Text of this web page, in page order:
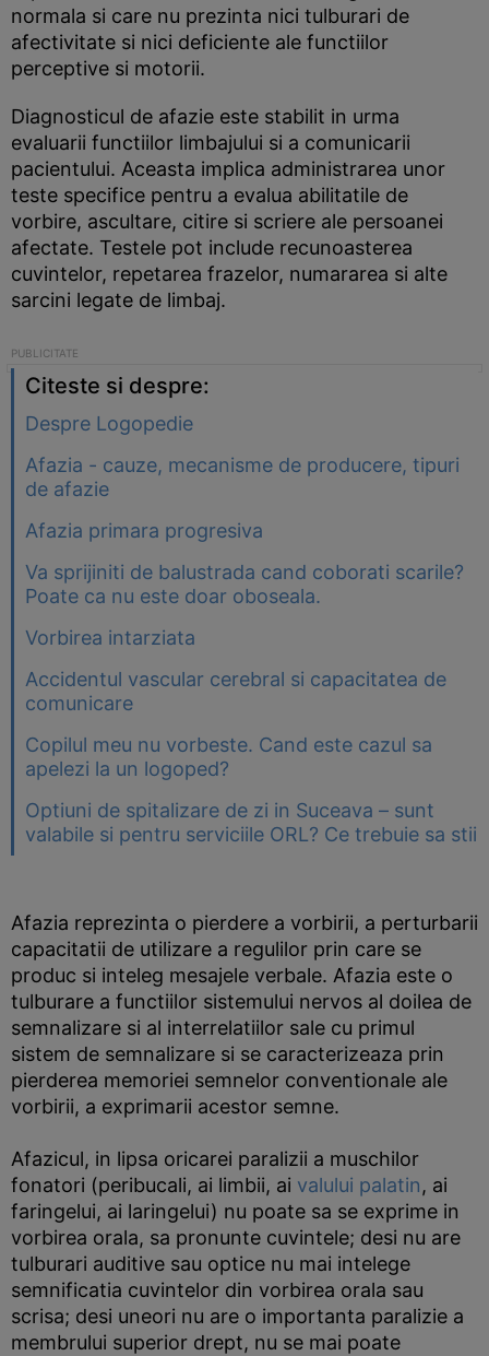
normala si care nu prezinta nici tulburari de
afectivitate si nici deficiente ale functiilor
perceptive si motorii.
Diagnosticul de afazie este stabilit in urma
evaluarii functiilor limbajului si a comunicarii
pacientului. Aceasta implica administrarea unor
teste specifice pentru a evalua abilitatile de
vorbire, ascultare, citire si scriere ale persoanei
afectate. Testele pot include recunoasterea
cuvintelor, repetarea frazelor, numararea si alte
sarcini legate de limbaj.
Citeste si despre:
Despre Logopedie
Afazia - cauze, mecanisme de producere, tipuri
de afazie
Afazia primara progresiva
Va sprijiniti de balustrada cand coborati scarile?
Poate ca nu este doar oboseala.
Vorbirea intarziata
Accidentul vascular cerebral si capacitatea de
comunicare
Copilul meu nu vorbeste. Cand este cazul sa
apelezi la un logoped?
Optiuni de spitalizare de zi in Suceava – sunt
valabile si pentru serviciile ORL? Ce trebuie sa stii
Afazia reprezinta o pierdere a vorbirii, a perturbarii
capacitatii de utilizare a regulilor prin care se
produc si inteleg mesajele verbale. Afazia este o
tulburare a functiilor sistemului nervos al doilea de
semnalizare si al interrelatiilor sale cu primul
sistem de semnalizare si se caracterizeaza prin
pierderea memoriei semnelor conventionale ale
vorbirii, a exprimarii acestor semne.
Afazicul, in lipsa oricarei paralizii a muschilor
fonatori (peribucali, ai limbii, ai valului palatin, ai
faringelui, ai laringelui) nu poate sa se exprime in
vorbirea orala, sa pronunte cuvintele; desi nu are
tulburari auditive sau optice nu mai intelege
semnificatia cuvintelor din vorbirea orala sau
scrisa; desi uneori nu are o importanta paralizie a
membrului superior drept, nu se mai poate